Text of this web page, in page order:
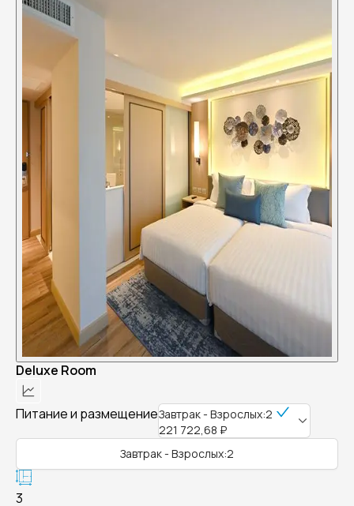
Deluxe Room
Питание и размещениеЗавтрак - Взрослых:2
221 722,68 ₽
Завтрак - Взрослых:2
3